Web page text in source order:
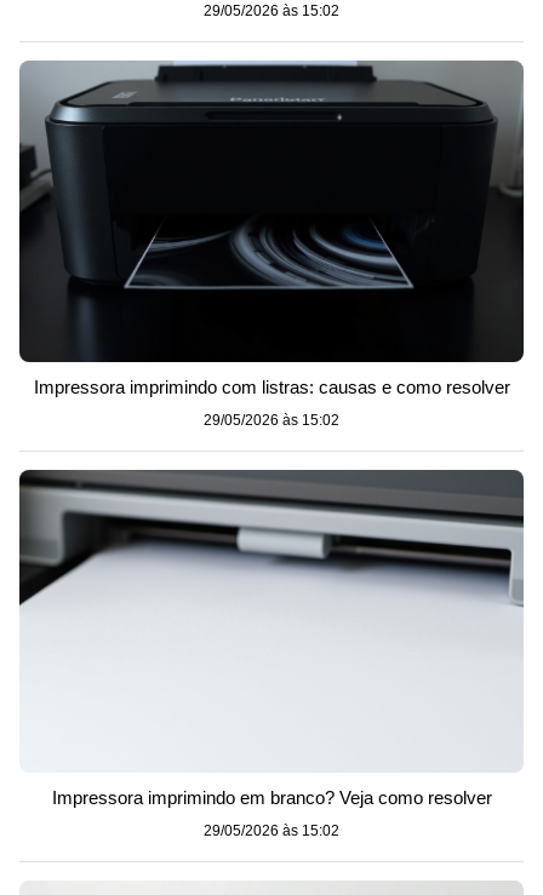
29/05/2026 às 15:02
Impressora imprimindo com listras: causas e como resolver
29/05/2026 às 15:02
Impressora imprimindo em branco? Veja como resolver
29/05/2026 às 15:02